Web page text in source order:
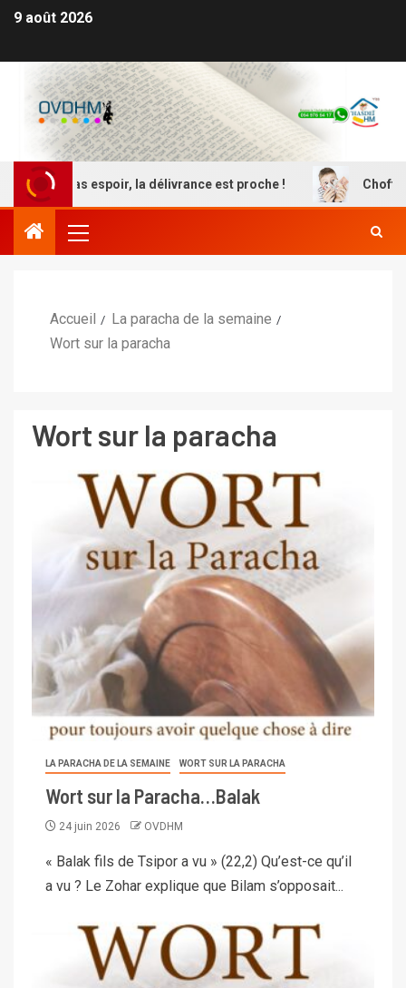
9 août 2026
pas espoir, la délivrance est proche ! Choftim -Quel
Accueil
La paracha de la semaine
Wort sur la paracha
Wort sur la paracha
LA PARACHA DE LA SEMAINE WORT SUR LA PARACHA
Wort sur la Paracha…Balak
24 juin 2026 OVDHM
« Balak fils de Tsipor a vu » (22,2) Qu’est-ce qu’il
a vu ? Le Zohar explique que Bilam s’opposait...